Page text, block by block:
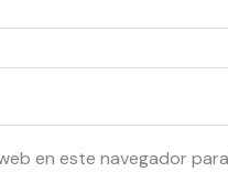
en este navegador